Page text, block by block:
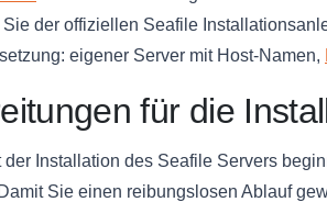
Sie der offiziellen Seafile
eigener Server mit Host-Namen,
für die
der Installation des Seafile Servers
Sie einen reibungslosen Ablauf